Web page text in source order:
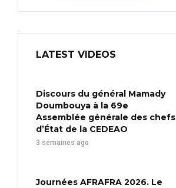
LATEST VIDEOS
Discours du général Mamady
Doumbouya à la 69e
Assemblée générale des chefs
d’État de la CEDEAO
3 semaines ago
Journées AFRAFRA 2026. Le